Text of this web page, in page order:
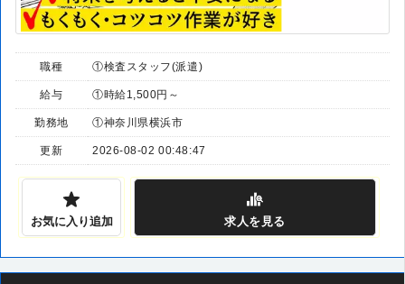
職種 ①検査スタッフ(派遣)
給与 ①時給1,500円～
勤務地 ①神奈川県横浜市
更新 2026-08-02 00:48:47
お気に入り追加 求人 を見る